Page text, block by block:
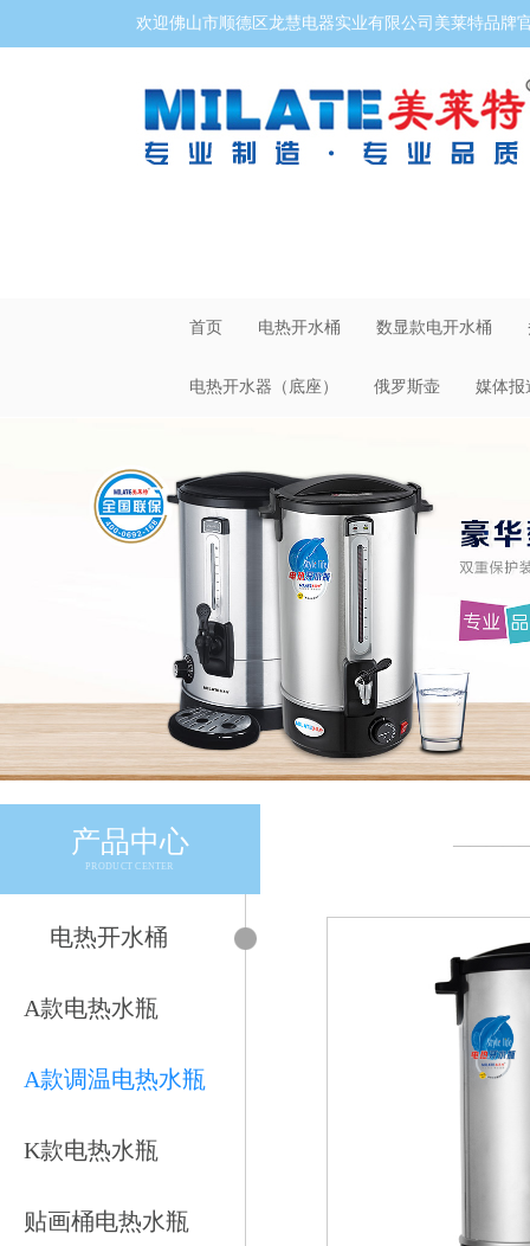
欢迎佛山市顺德区龙慧电器实业有限公司美莱特品牌
首页 电热开水桶 数显款电开水桶
电热开水器（底座） 俄罗斯壶 媒体报
产品中心
PRODUCT CENTER
电热开水桶
A款电热水瓶
A款调温电热水瓶
K款电热水瓶
贴画桶电热水瓶